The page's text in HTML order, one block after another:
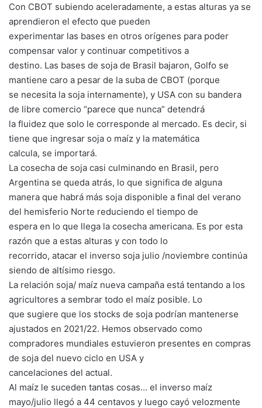
Con CBOT subiendo aceleradamente, a estas alturas ya se
aprendieron el efecto que pueden
experimentar las bases en otros orígenes para poder
compensar valor y continuar competitivos a
destino. Las bases de soja de Brasil bajaron, Golfo se
mantiene caro a pesar de la suba de CBOT (porque
se necesita la soja internamente), y USA con su bandera
de libre comercio “parece que nunca” detendrá
la fluidez que solo le corresponde al mercado. Es decir, si
tiene que ingresar soja o maíz y la matemática
calcula, se importará.
La cosecha de soja casi culminando en Brasil, pero
Argentina se queda atrás, lo que significa de alguna
manera que habrá más soja disponible a final del verano
del hemisferio Norte reduciendo el tiempo de
espera en lo que llega la cosecha americana. Es por esta
razón que a estas alturas y con todo lo
recorrido, atacar el inverso soja julio /noviembre continúa
siendo de altísimo riesgo.
La relación soja/ maíz nueva campaña está tentando a los
agricultores a sembrar todo el maíz posible. Lo
que sugiere que los stocks de soja podrían mantenerse
ajustados en 2021/22. Hemos observado como
compradores mundiales estuvieron presentes en compras
de soja del nuevo ciclo en USA y
cancelaciones del actual.
Al maíz le suceden tantas cosas… el inverso maíz
mayo/julio llegó a 44 centavos y luego cayó velozmente